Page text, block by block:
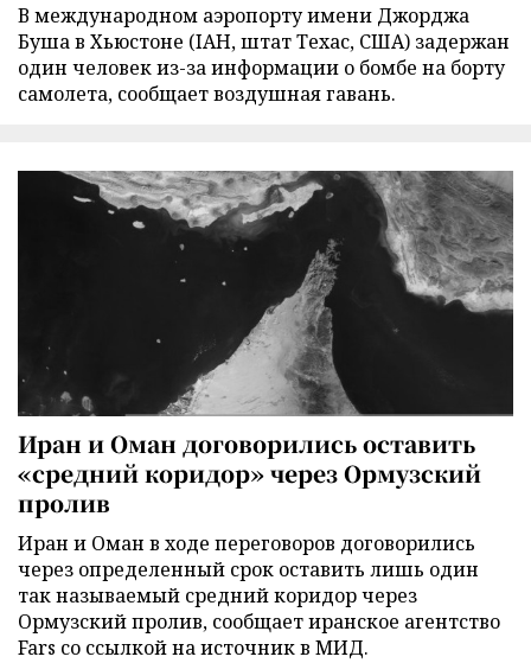
В международном аэропорту имени Джорджа
Буша в Хьюстоне (IAH, штат Техас, США) задержан
один человек из-за информации о бомбе на борту
самолета, сообщает воздушная гавань.
Иран и Оман договорились оставить
«средний коридор» через Ормузский
пролив
Иран и Оман в ходе переговоров договорились
через определенный срок оставить лишь один
так называемый средний коридор через
Ормузский пролив, сообщает иранское агентство
Fars со ссылкой на источник в МИД.